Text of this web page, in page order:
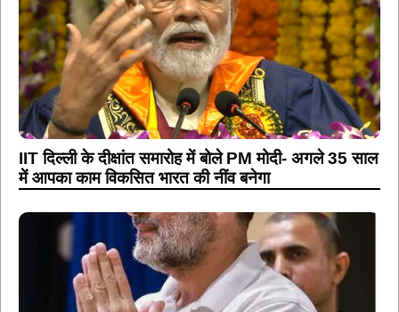
IIT दिल्ली के दीक्षांत समारोह में बोले PM मोदी- अगले 35 साल
में आपका काम विकसित भारत की नींव बनेगा